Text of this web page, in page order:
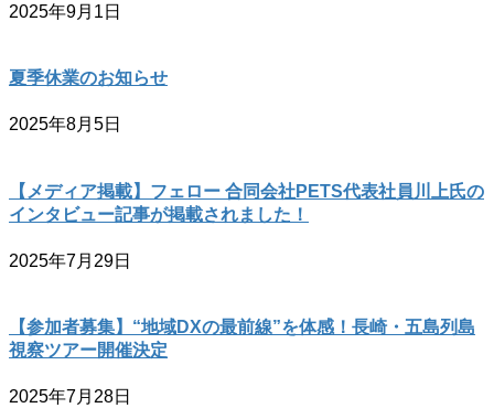
2025年9月1日
夏季休業のお知らせ
2025年8月5日
【メディア掲載】フェロー 合同会社PETS代表社員川上氏の
インタビュー記事が掲載されました！
2025年7月29日
【参加者募集】“地域DXの最前線”を体感！長崎・五島列島
視察ツアー開催決定
2025年7月28日